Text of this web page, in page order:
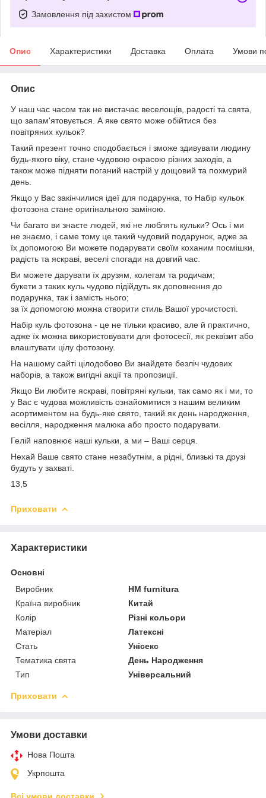
Замовлення під захистом
Опис Характеристики Доставка Оплата Умови
Опис
У наш час часом так не вистачає веселощів, радості та свята,
що запам'ятовується. А яке свято може обійтися без
повітряних кульок?
Такий презент точно сподобається і зможе здивувати людину
будь-якого віку, стане чудовою окрасою різних заходів, а
також може підняти поганий настрій у дощовий та похмурий
день.
Якщо у Вас закінчилися ідеї для подарунка, то Набір кульок
фотозона стане оригінальною заміною.
Чи багато ви знаєте людей, які не люблять кульки? Ось і ми
не знаємо, і саме тому це такий чудовий подарунок, адже за
їх допомогою Ви можете подарувати своїм коханим посмішки,
радість та яскраві, веселі спогади на довгий час.
Ви можете дарувати їх друзям, колегам та родичам;
букети з таких куль чудово підійдуть як доповнення до
подарунка, так і замість нього;
за їх допомогою можна створити стиль Вашої урочистості.
Набір куль фотозона - це не тільки красиво, але й практично,
адже їх можна використовувати для фотосесії, як реквізит або
влаштувати цілу фотозону.
На нашому сайті цілодобово Ви знайдете безліч чудових
наборів, а також вигідні акції та пропозиції.
Якщо Ви любите яскраві, повітряні кульки, так само як і ми, то
у Вас є чудова можливість ознайомитися з нашим великим
асортиментом на будь-яке свято, такий як день народження,
весілля, народження малюка або просто подарувати.
Гелій наповнює наші кульки, а ми – Ваші серця.
Нехай Ваше свято стане незабутнім, а рідні, близькі та друзі
будуть у захваті.
13,5
Приховати
Характеристики
Основні
Виробник
HM furnitura
Країна виробник
Китай
Колір
Різні кольори
Матеріал
Латексні
Стать
Унісекс
Тематика свята
День Народження
Тип
Універсальний
Приховати
Умови доставки
Нова Пошта
Укрпошта
Всі умови доставки